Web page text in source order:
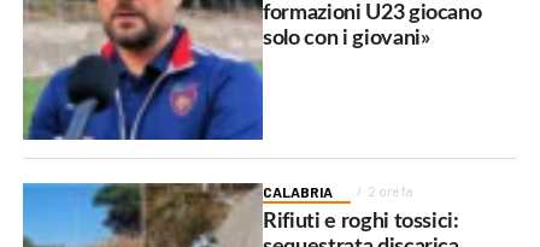
formazioni U23 giocano
solo con i giovani»
CALABRIA 2 ore fa
Rifiuti e roghi tossici: